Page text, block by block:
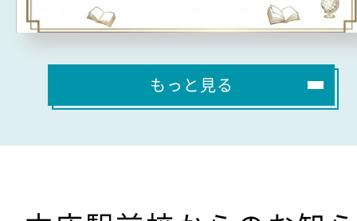
もっと見る